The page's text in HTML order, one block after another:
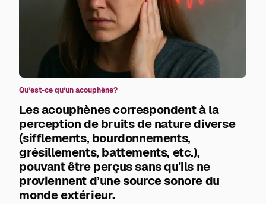
Qu’est-ce qu’un acouphène?
Les acouphènes correspondent à la
perception de bruits de nature diverse
(sifflements, bourdonnements,
grésillements, battements, etc.),
pouvant être perçus sans qu'ils ne
proviennent d’une source sonore du
monde extérieur.